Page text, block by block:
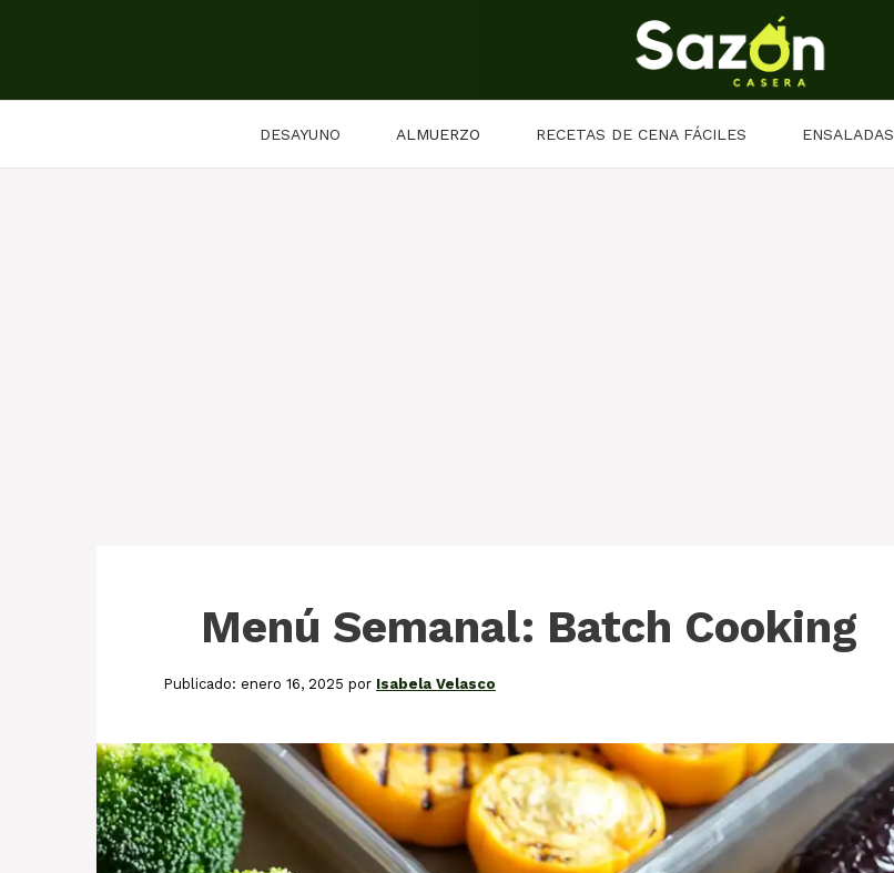
DESAYUNO ALMUERZO RECETAS DE CENA FÁCILES ENSALADAS
Menú Semanal: Batch Cooking
enero 16, 2025 por Isabela Velasco